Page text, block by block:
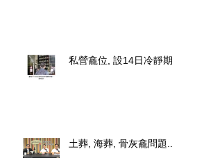
私營龕位, 設14日冷靜期
土葬, 海葬, 骨灰龕問題..